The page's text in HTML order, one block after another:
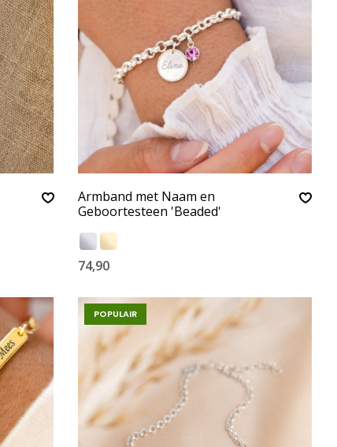
Armband met Naam en
Geboortesteen 'Beaded'
74,90
POPULAIR